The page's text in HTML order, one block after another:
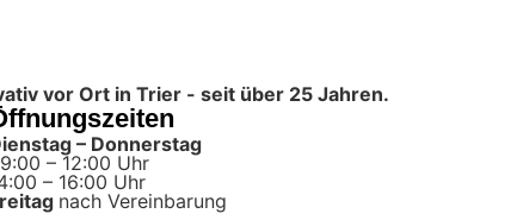
vor Ort in Trier - seit über 25 Jahren.
– Donnerstag
– 12:00 Uhr
– 16:00 Uhr
nach Vereinbarung